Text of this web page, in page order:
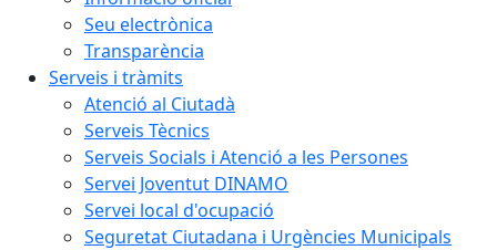
Seu electrònica
Transparència
Serveis i tràmits
Atenció al Ciutadà
Serveis Tècnics
Serveis Socials i Atenció a les Persones
Servei Joventut DINAMO
Servei local d'ocupació
Seguretat Ciutadana i Urgències Municipals